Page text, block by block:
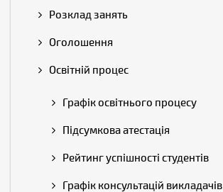
Розклад занять
Оголошення
Освітній процес
Графік освітнього процесу
Підсумкова атестація
Рейтинг успішності студентів
Графік консультацій викладачів